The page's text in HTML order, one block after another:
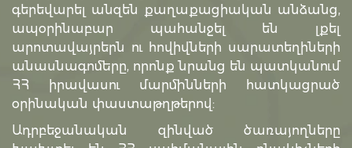
գերեվարել անզեն քաղաքացիական անձանց,
ապօրինաբար պահանջել են լքել
արոտավայրերն ու հովիվների սարատեղիների
անասնագոմերը, որոնք նրանց են պատկանում
ՀՀ իրավասու մարմինների հատկացրած
օրինական փաստաթղթերով:
Ադրբեջանական զինված ծառայողները